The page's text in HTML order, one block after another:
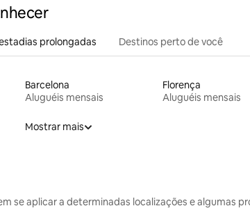
prolongadas Destinos perto de você
Barcelona
Aluguéis mensais
Florença
Aluguéis mensais
Mostrar mais
se aplicar a determinadas localizações e algumas